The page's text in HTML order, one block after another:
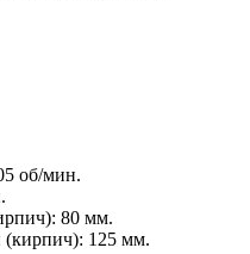
об/мин.
80 мм.
(кирпич): 125 мм.